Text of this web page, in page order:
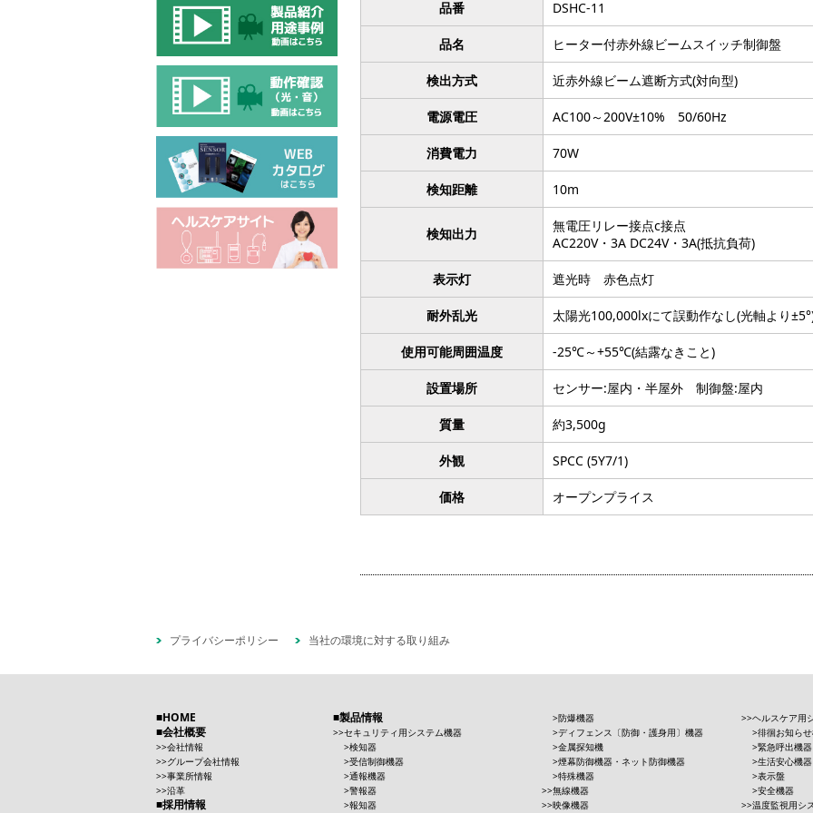
品番 DSHC-11
品名 ヒーター付赤外線ビームスイッチ制御盤
検出方式 近赤外線ビーム遮断方式(対向型)
電源電圧 AC100～200V±10% 50/60Hz
消費電力 70W
検知距離 10m
検知出力
無電圧リレー接点c接点
AC220V・3A DC24V・3A(抵抗負荷)
表示灯 遮光時 赤色点灯
耐外乱光 太陽光100,000lxにて誤動作なし(光軸より
使用可能周囲温度 -25℃～+55℃(結露なきこと)
設置場所 センサー:屋内・半屋外 制御盤:屋内
質量 約3,500g
外観 SPCC (5Y7/1)
価格 オープンプライス
プライバシーポリシー 当社の環境に対する取り組み
HOME
会社概要
会社情報
グループ会社情報
事業所情報
沿革
採用情報
製品情報
セキュリティ用システム機器
検知器
受信制御機器
通報機器
警報器
報知器
防爆機器
ディフェンス〔防御・護身用〕機器
金属探知機
煙幕防御機器・ネット防御機器
特殊機器
無線機器
映像機器
ヘルスケア用
徘徊お知ら
緊急呼出機器
生活安心機器
表示盤
安全機器
温度監視用シ